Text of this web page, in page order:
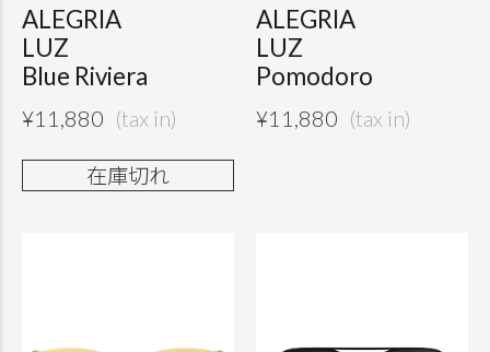
ALEGRIA
LUZ
Blue Riviera
¥11,880
在庫切れ
ALEGRIA
LUZ
Pomodoro
¥11,880